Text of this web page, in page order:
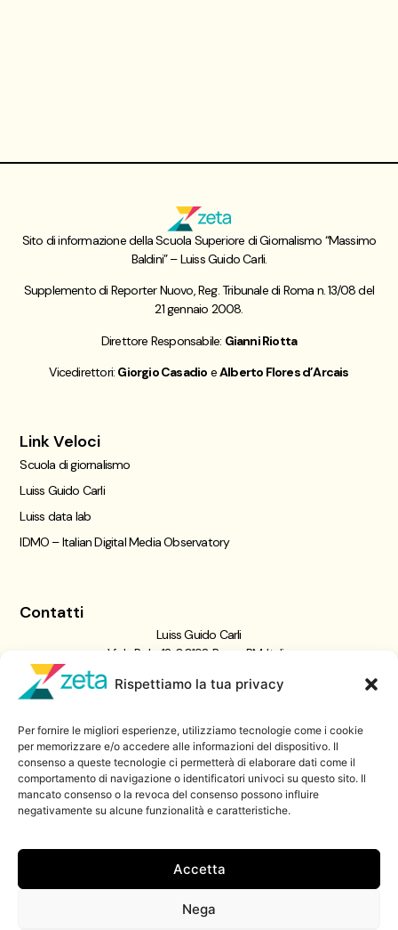
Rispettiamo la tua privacy
Per fornire le migliori esperienze, utilizziamo tecnologie come i cookie
per memorizzare e/o accedere alle informazioni del dispositivo. Il
consenso a queste tecnologie ci permetterà di elaborare dati come il
comportamento di navigazione o identificatori univoci su questo sito. Il
mancato consenso o la revoca del consenso possono influire
negativamente su alcune funzionalità e caratteristiche.
Accetta
Nega
Sito di informazione della Scuola Superiore di Giornalismo “Massimo
Baldini” – Luiss Guido Carli.
Supplemento di Reporter Nuovo, Reg. Tribunale di Roma n. 13/08 del
21 gennaio 2008.
Direttore Responsabile: Gianni Riotta
Vicedirettori: Giorgio Casadio eAlberto Flores d’Arcais
Link Veloci
Scuola di giornalismo
Luiss Guido Carli
Luiss data lab
IDMO – Italian Digital Media Observatory
Contatti
Luiss Guido Carli
Viale Pola, 12, 00198 Roma RM, Italia
06 8522 5358
Iscriviti a
Zeta Data Lab
Iscriviti alla nostra newsletter
© 2026 ZetaLuiss, tutti i diritti riservati